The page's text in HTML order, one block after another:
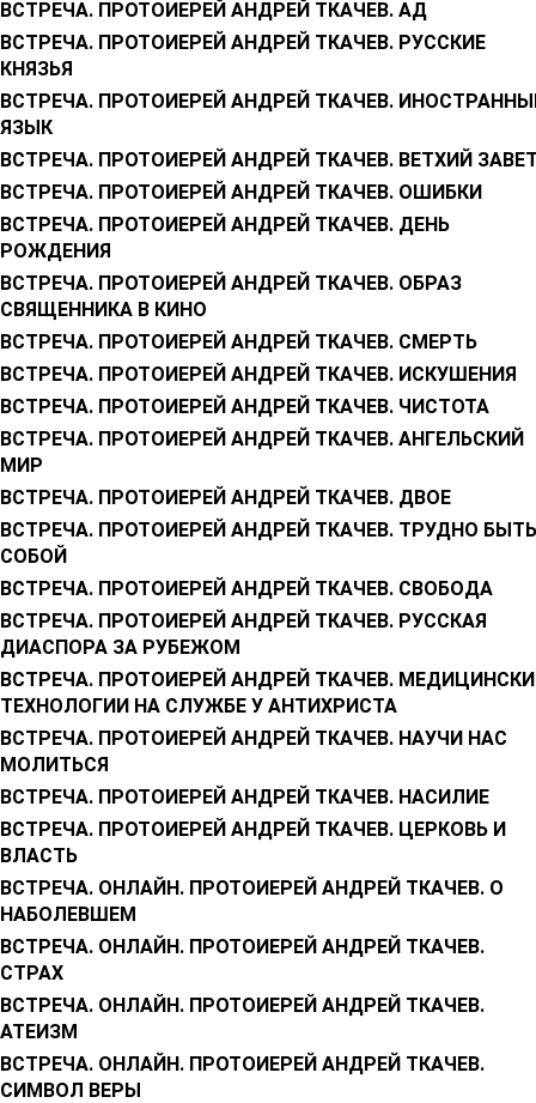
ВСТРЕЧА. ПРОТОИЕРЕЙ АНДРЕЙ ТКАЧЕВ. АД
ВСТРЕЧА. ПРОТОИЕРЕЙ АНДРЕЙ ТКАЧЕВ. РУССКИЕ
КНЯЗЬЯ
ВСТРЕЧА. ПРОТОИЕРЕЙ АНДРЕЙ ТКАЧЕВ.
ЯЗЫК
ВСТРЕЧА. ПРОТОИЕРЕЙ АНДРЕЙ ТКАЧЕВ. ВЕТХИЙ
ВСТРЕЧА. ПРОТОИЕРЕЙ АНДРЕЙ ТКАЧЕВ. ОШИБКИ
ВСТРЕЧА. ПРОТОИЕРЕЙ АНДРЕЙ ТКАЧЕВ. ДЕНЬ
РОЖДЕНИЯ
ВСТРЕЧА. ПРОТОИЕРЕЙ АНДРЕЙ ТКАЧЕВ. ОБРАЗ
СВЯЩЕННИКА В КИНО
ВСТРЕЧА. ПРОТОИЕРЕЙ АНДРЕЙ ТКАЧЕВ. СМЕРТЬ
ВСТРЕЧА. ПРОТОИЕРЕЙ АНДРЕЙ ТКАЧЕВ. ИСКУШЕНИЯ
ВСТРЕЧА. ПРОТОИЕРЕЙ АНДРЕЙ ТКАЧЕВ. ЧИСТОТА
ВСТРЕЧА. ПРОТОИЕРЕЙ АНДРЕЙ ТКАЧЕВ. АНГЕЛЬСКИЙ
МИР
ВСТРЕЧА. ПРОТОИЕРЕЙ АНДРЕЙ ТКАЧЕВ. ДВОЕ
ВСТРЕЧА. ПРОТОИЕРЕЙ АНДРЕЙ ТКАЧЕВ. ТРУДНО БЫТЬ
СОБОЙ
ВСТРЕЧА. ПРОТОИЕРЕЙ АНДРЕЙ ТКАЧЕВ. СВОБОДА
ВСТРЕЧА. ПРОТОИЕРЕЙ АНДРЕЙ ТКАЧЕВ. РУССКАЯ
ДИАСПОРА ЗА РУБЕЖОМ
ВСТРЕЧА. ПРОТОИЕРЕЙ АНДРЕЙ ТКАЧЕВ.
ТЕХНОЛОГИИ НА СЛУЖБЕ У АНТИХРИСТА
ВСТРЕЧА. ПРОТОИЕРЕЙ АНДРЕЙ ТКАЧЕВ. НАУЧИ НАС
МОЛИТЬСЯ
ВСТРЕЧА. ПРОТОИЕРЕЙ АНДРЕЙ ТКАЧЕВ. НАСИЛИЕ
ВСТРЕЧА. ПРОТОИЕРЕЙ АНДРЕЙ ТКАЧЕВ. ЦЕРКОВЬ И
ВЛАСТЬ
ВСТРЕЧА. ОНЛАЙН. ПРОТОИЕРЕЙ АНДРЕЙ ТКАЧЕВ. О
НАБОЛЕВШЕМ
ВСТРЕЧА. ОНЛАЙН. ПРОТОИЕРЕЙ АНДРЕЙ ТКАЧЕВ.
СТРАХ
ВСТРЕЧА. ОНЛАЙН. ПРОТОИЕРЕЙ АНДРЕЙ ТКАЧЕВ.
АТЕИЗМ
ВСТРЕЧА. ОНЛАЙН. ПРОТОИЕРЕЙ АНДРЕЙ ТКАЧЕВ.
СИМВОЛ ВЕРЫ